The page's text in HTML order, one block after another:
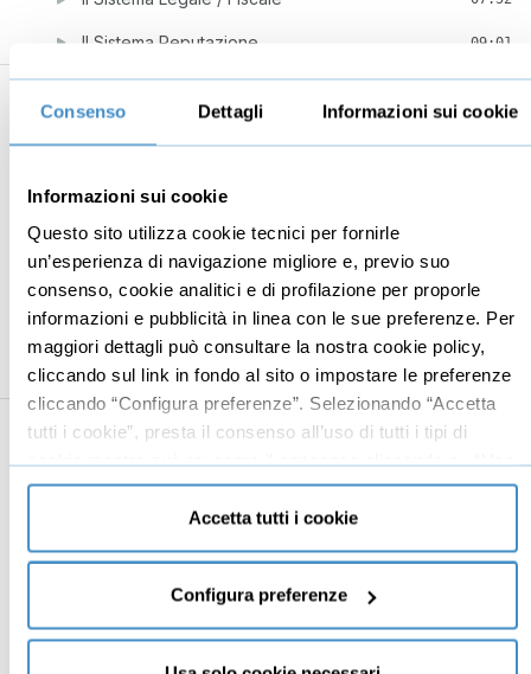
Consenso Dettagli Informazioni sui cookie
Informazioni sui cookie
Questo sito utilizza cookie tecnici per fornirle
un’esperienza di navigazione migliore e, previo suo
consenso, cookie analitici e di profilazione per proporle
informazioni e pubblicità in linea con le sue preferenze. Per
maggiori dettagli può consultare la nostra cookie policy,
cliccando sul link in fondo al sito o impostare le preferenze
cliccando “Configura preferenze”. Selezionando “Accetta
tutti i cookie”, presta il consenso all’uso di tutti i tipi di
cookie mentre può revocare il consenso cliccando su “Usa
solo cookie necessari” e saranno attivati i soli cookie
tecnici necessari al corretto funzionamento del sito.
Accetta tutti i cookie
Configura preferenze
Il Sistema Reputazione 09:01
esempi pratici)
18:10
Come mettere le probabilità di successo dalla tua
parte
Bonus: l'applicazione “Lean Startup”
Ora è il momento di iniziare 01:36
Business
Mindset imprenditoriale
Imprenditoria
Vendita
Digital marketing
Seo
Social media manager
E-commerce